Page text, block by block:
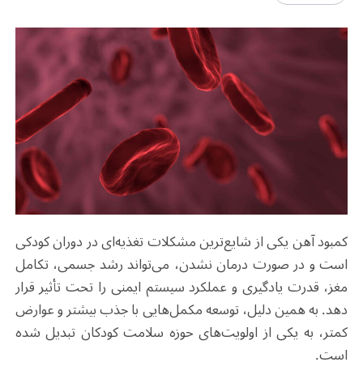
کمبود آهن یکی از شایع‌ترین مشکلات تغذیه‌ای در دوران کودکی
است و در صورت درمان نشدن، می‌تواند رشد جسمی، تکامل
مغز، قدرت یادگیری و عملکرد سیستم ایمنی را تحت تأثیر قرار
دهد. به همین دلیل، توسعه مکمل‌هایی با جذب بیشتر و عوارض
کمتر، به یکی از اولویت‌های حوزه سلامت کودکان تبدیل شده
است.